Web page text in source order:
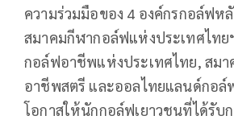
ความร่วมมือของ 4 องค์กรกอล์ฟห
สมาคมกีฬากอล์ฟแห่งประเทศไทย
กอล์ฟอาชีพแห่งประเทศไทย, สม
อาชีพสตรี และออลไทยแลนด์กอล์
โอกาสให้นักกอล์ฟเยาวชนที่ได้รับก